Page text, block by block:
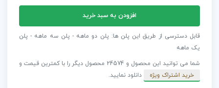
اوپنر
شبکه
عدد
افزودن به سبد خرید
قابل دسترسی از طریق این پلن ها: پلن دو ماهه - پلن سه ماهه - پلن
یک ماهه
شما می توانید این محصول و 24574 محصول دیگر را با کمترین قیمت و
خرید اشتراک ویژه
دانلود نمایید.